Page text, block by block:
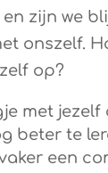
zijn we
onszelf.
op?
met
beter te
een